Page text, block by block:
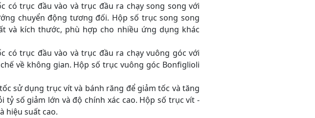
trục đầu vào và trục đầu ra chạy song song với
chuyển động tương đối. Hộp số trục song song
và kích thước, phù hợp cho nhiều ứng dụng khác
trục đầu vào và trục đầu ra chạy vuông góc với
về không gian. Hộp số trục vuông góc Bonfiglioli
sử dụng trục vít và bánh răng để giảm tốc và tăng
số giảm lớn và độ chính xác cao. Hộp số trục vít -
hiệu suất cao.